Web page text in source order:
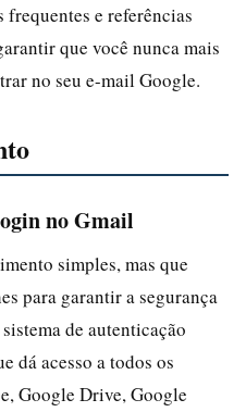
frequentes e referências
que você nunca mais
no seu e-mail Google.
no Gmail
simples, mas que
para garantir a segurança
de autenticação
dá acesso a todos os
Google Drive, Google